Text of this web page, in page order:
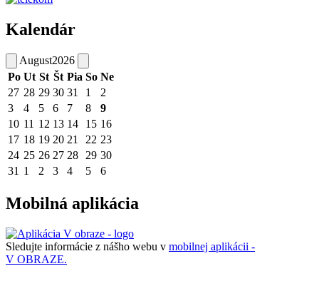
Kalendár
August2026
Po Ut St Št Pia So Ne
27 28 29 30 31 1
2
3
4 5 6 7 8
9
10 11 12 13 14 15 16
17 18 19 20 21 22 23
24 25 26 27 28 29 30
31 1 2 3 4 5 6
Mobilná aplikácia
Sledujte informácie z nášho webu v mobilnej aplikácii -
V OBRAZE.